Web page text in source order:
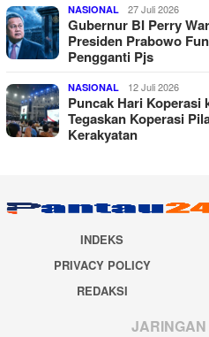
NASIONAL 27 Juli 2026
Gubernur BI Perry
Presiden Prabowo
Pengganti Pjs
NASIONAL 12 Juli 2026
Puncak Hari Koperasi
Tegaskan Koperasi
Kerakyatan
INDEKS
PRIVACY POLICY
REDAKSI